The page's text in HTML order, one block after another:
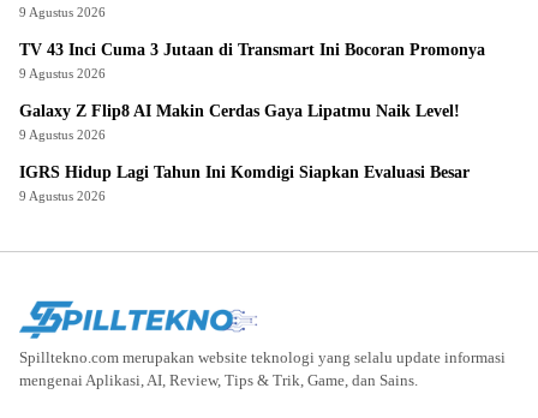
9 Agustus 2026
TV 43 Inci Cuma 3 Jutaan di Transmart Ini Bocoran Promonya
9 Agustus 2026
Galaxy Z Flip8 AI Makin Cerdas Gaya Lipatmu Naik Level!
9 Agustus 2026
IGRS Hidup Lagi Tahun Ini Komdigi Siapkan Evaluasi Besar
9 Agustus 2026
Spilltekno.com merupakan website teknologi yang selalu update informasi
mengenai Aplikasi, AI, Review, Tips & Trik, Game, dan Sains.